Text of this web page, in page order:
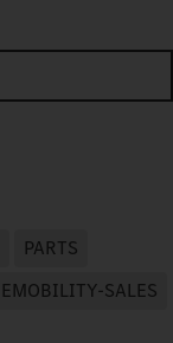
PARTS
EMOBILITY-SALES